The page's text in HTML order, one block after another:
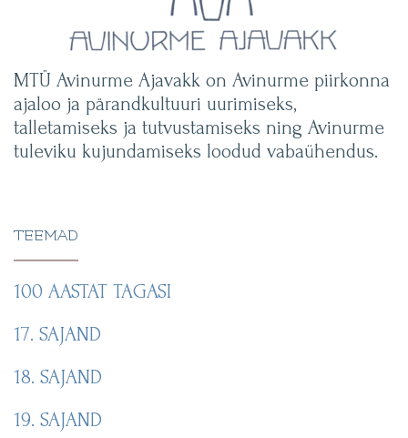
MTÜ Avinurme Ajavakk on Avinurme piirkonna
ajaloo ja pärandkultuuri uurimiseks,
talletamiseks ja tutvustamiseks ning Avinurme
tuleviku kujundamiseks loodud vabaühendus.
TEEMAD
100 AASTAT TAGASI
17. SAJAND
18. SAJAND
19. SAJAND